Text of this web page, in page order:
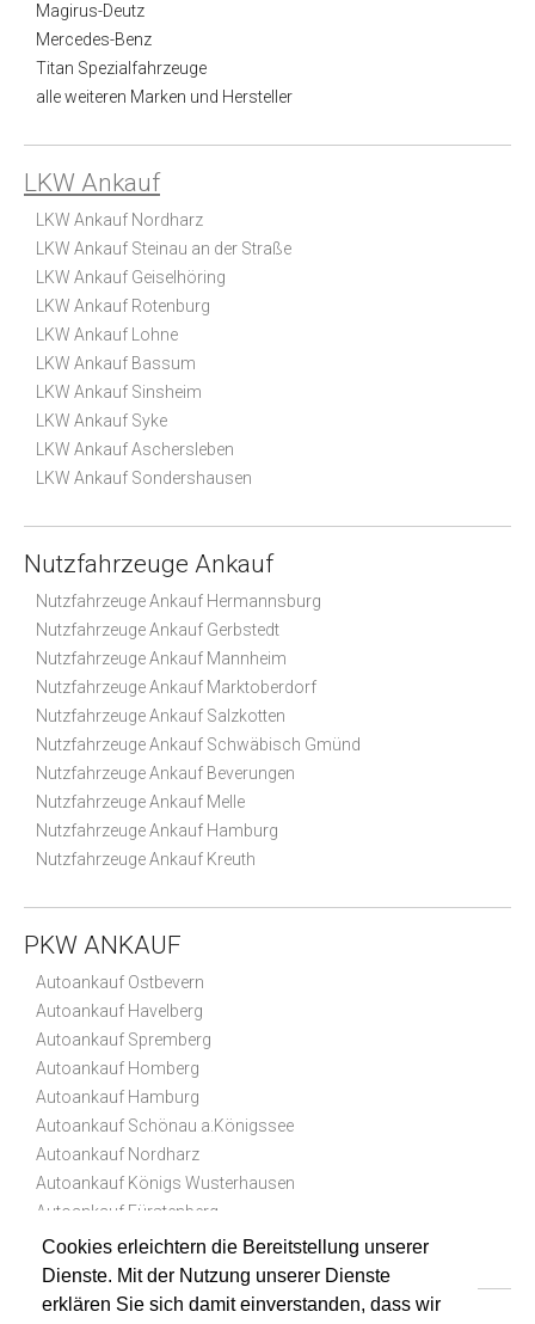
Cookies erleichtern die Bereitstellung unserer
Dienste. Mit der Nutzung unserer Dienste
erklären Sie sich damit einverstanden, dass wir
Magirus-Deutz
Mercedes-Benz
Titan Spezialfahrzeuge
alle weiteren Marken und Hersteller
LKW Ankauf
LKW Ankauf Nordharz
LKW Ankauf Steinau an der Straße
LKW Ankauf Geiselhöring
LKW Ankauf Rotenburg
LKW Ankauf Lohne
LKW Ankauf Bassum
LKW Ankauf Sinsheim
LKW Ankauf Syke
LKW Ankauf Aschersleben
LKW Ankauf Sondershausen
Nutzfahrzeuge Ankauf
Nutzfahrzeuge Ankauf Hermannsburg
Nutzfahrzeuge Ankauf Gerbstedt
Nutzfahrzeuge Ankauf Mannheim
Nutzfahrzeuge Ankauf Marktoberdorf
Nutzfahrzeuge Ankauf Salzkotten
Nutzfahrzeuge Ankauf Schwäbisch Gmünd
Nutzfahrzeuge Ankauf Beverungen
Nutzfahrzeuge Ankauf Melle
Nutzfahrzeuge Ankauf Hamburg
Nutzfahrzeuge Ankauf Kreuth
PKW ANKAUF
Autoankauf Ostbevern
Autoankauf Havelberg
Autoankauf Spremberg
Autoankauf Homberg
Autoankauf Hamburg
Autoankauf Schönau a.Königssee
Autoankauf Nordharz
Autoankauf Königs Wusterhausen
Autoankauf Fürstenberg
Autoankauf Spreenhagen